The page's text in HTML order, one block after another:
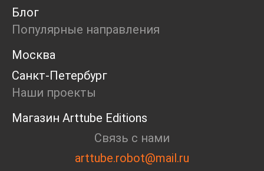
Блог
Популярные направления
Москва
Санкт-Петербург
Наши проекты
Магазин Arttube Editions
Связь с нами
arttube.robot@mail.ru